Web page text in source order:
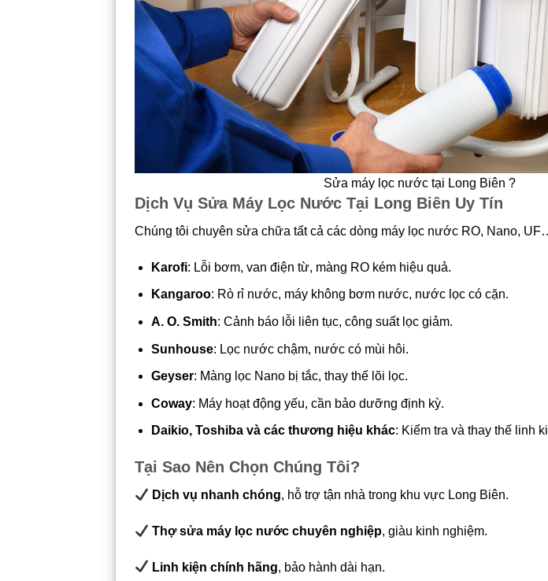
Sửa máy lọc nước tại Long Biên ?
Dịch Vụ Sửa Máy Lọc Nước Tại Long Biên Uy Tín
Chúng tôi chuyên sửa chữa tất cả các dòng máy lọc nước RO, Nano,
Karofi: Lỗi bơm, van điện từ, màng RO kém hiệu quả.
Kangaroo: Rò rỉ nước, máy không bơm nước, nước lọc có cặn.
A. O. Smith: Cảnh báo lỗi liên tục, công suất lọc giảm.
Sunhouse: Lọc nước chậm, nước có mùi hôi.
Geyser: Màng lọc Nano bị tắc, thay thế lõi lọc.
Coway: Máy hoạt động yếu, cần bảo dưỡng định kỳ.
Daikio, Toshiba và các thương hiệu khác: Kiểm tra và thay thế linh
Tại Sao Nên Chọn Chúng Tôi?
Dịch vụ nhanh chóng, hỗ trợ tận nhà trong khu vực Long Biên.
Thợ sửa máy lọc nước chuyên nghiệp, giàu kinh nghiệm.
Linh kiện chính hãng, bảo hành dài hạn.